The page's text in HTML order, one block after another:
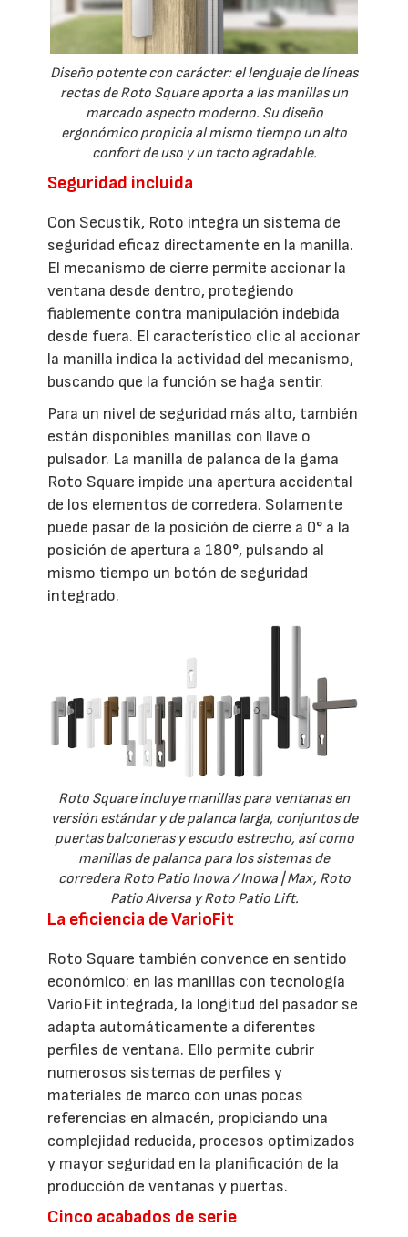
Diseño potente con carácter: el lenguaje de líneas
rectas de Roto Square aporta a las manillas un
marcado aspecto moderno. Su diseño
ergonómico propicia al mismo tiempo un alto
confort de uso y un tacto agradable.
Seguridad incluida
Con Secustik, Roto integra un sistema de
seguridad eficaz directamente en la manilla.
El mecanismo de cierre permite accionar la
ventana desde dentro, protegiendo
fiablemente contra manipulación indebida
desde fuera. El característico clic al accionar
la manilla indica la actividad del mecanismo,
buscando que la función se haga sentir.
Para un nivel de seguridad más alto, también
están disponibles manillas con llave o
pulsador. La manilla de palanca de la gama
Roto Square impide una apertura accidental
de los elementos de corredera. Solamente
puede pasar de la posición de cierre a 0° a la
posición de apertura a 180°, pulsando al
mismo tiempo un botón de seguridad
integrado.
Roto Square incluye manillas para ventanas en
versión estándar y de palanca larga, conjuntos de
puertas balconeras y escudo estrecho, así como
manillas de palanca para los sistemas de
corredera Roto Patio Inowa / Inowa | Max, Roto
Patio Alversa y Roto Patio Lift.
La eficiencia de VarioFit
Roto Square también convence en sentido
económico: en las manillas con tecnología
VarioFit integrada, la longitud del pasador se
adapta automáticamente a diferentes
perfiles de ventana. Ello permite cubrir
numerosos sistemas de perfiles y
materiales de marco con unas pocas
referencias en almacén, propiciando una
complejidad reducida, procesos optimizados
y mayor seguridad en la planificación de la
producción de ventanas y puertas.
Cinco acabados de serie